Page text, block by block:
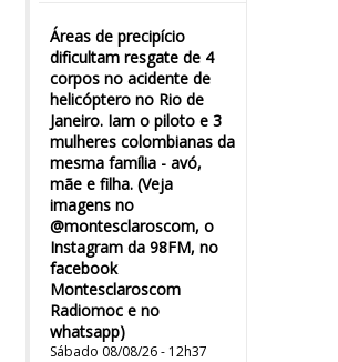
Áreas de precipício
dificultam resgate de 4
corpos no acidente de
helicóptero no Rio de
Janeiro. Iam o piloto e 3
mulheres colombianas da
mesma família - avó,
mãe e filha. (Veja
imagens no
@montesclaroscom, o
Instagram da 98FM, no
facebook
Montesclaroscom
Radiomoc e no
whatsapp)
Sábado 08/08/26 - 12h37